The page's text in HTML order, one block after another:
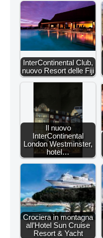
InterContinental Club,
nuovo Resort delle Fiji
Il nuovo
InterContinental
London Westminster,
hotel…
Crociera in montagna
all’Hotel Sun Cruise
Resort & Yacht